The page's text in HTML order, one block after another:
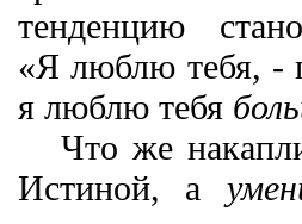
тенденцию
«Я люблю тебя, -
я люблю тебя
Что же
Истиной, а